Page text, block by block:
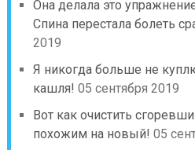
Она делала это
Спина перестала болеть
2019
Я никогда больше не
кашля! 05 сентября 2019
Вот как очистить
похожим на новый! 05